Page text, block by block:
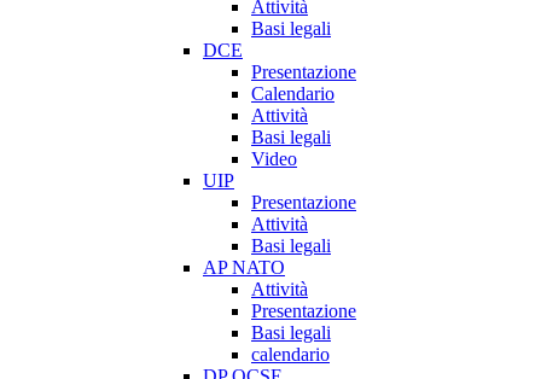
Attività
Basi legali
DCE
Presentazione
Calendario
Attività
Basi legali
Video
UIP
Presentazione
Attività
Basi legali
AP NATO
Attività
Presentazione
Basi legali
calendario